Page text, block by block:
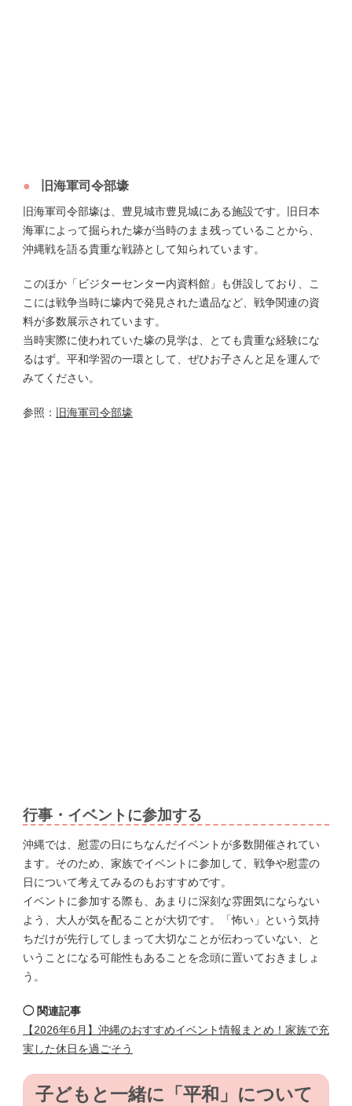
旧海軍司令部壕
旧海軍司令部壕は、豊見城市豊見城にある施設です。旧日本
海軍によって掘られた壕が当時のまま残っていることから、
沖縄戦を語る貴重な戦跡として知られています。
このほか「ビジターセンター内資料館」も併設しており、こ
こには戦争当時に壕内で発見された遺品など、戦争関連の資
料が多数展示されています。
当時実際に使われていた壕の見学は、とても貴重な経験にな
るはず。平和学習の一環として、ぜひお子さんと足を運んで
みてください。
参照： 旧海軍司令部壕
行事・イベントに参加する
沖縄では、慰霊の日にちなんだイベントが多数開催されてい
ます。そのため、家族でイベントに参加して、戦争や慰霊の
日について考えてみるのもおすすめです。
イベントに参加する際も、あまりに深刻な雰囲気にならない
よう、大人が気を配ることが大切です。「怖い」という気持
ちだけが先行してしまって大切なことが伝わっていない、と
いうことになる可能性もあることを念頭に置いておきましょ
う。
◯ 関連記事
【2026年6月】沖縄のおすすめイベント情報まとめ！家族で充
実した休日を過ごそう
子どもと一緒に「平和」について